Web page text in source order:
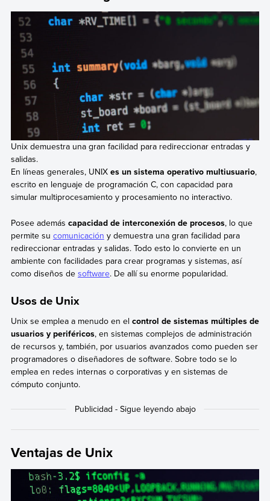
Unix demuestra una gran facilidad para redireccionar entradas y
salidas.
En líneas generales, UNIX es un sistema operativo multiusuario,
escrito en lenguaje de programación C, con capacidad para
simular multiprocesamiento y procesamiento no interactivo.
Posee además capacidad de interconexión de procesos, lo que
permite su comunicación y demuestra una gran facilidad para
redireccionar entradas y salidas. Todo esto lo convierte en un
ambiente con facilidades para crear programas y sistemas, así
como diseños de software. De allí su enorme popularidad.
Usos de Unix
Unix se emplea a menudo en el control de sistemas múltiples de
usuarios y periféricos, en sistemas complejos de administración
de recursos y, también, por usuarios avanzados como pueden ser
programadores o diseñadores de software. Sobre todo se lo
emplea en redes internas o corporativas y en sistemas de
cómputo conjunto.
Ventajas de Unix